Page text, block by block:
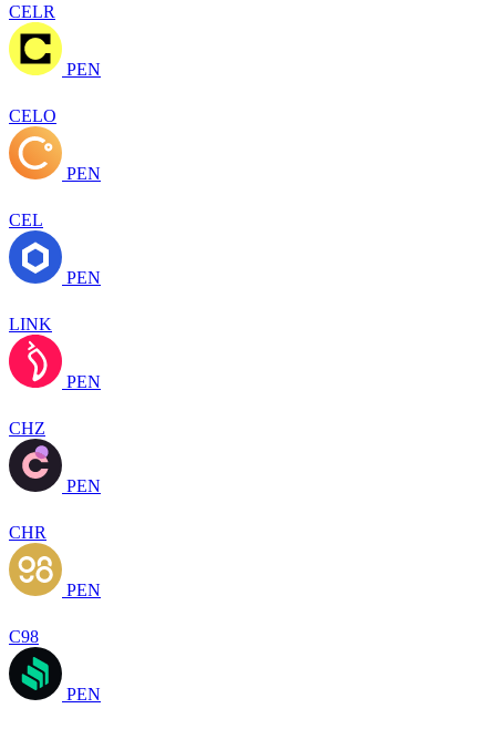
CELR
PEN
CELO
PEN
CEL
PEN
LINK
PEN
CHZ
PEN
CHR
PEN
C98
PEN